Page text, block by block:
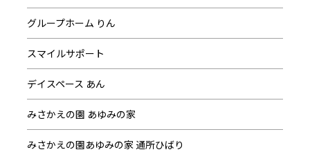
グループホーム りん
スマイルサポート
デイスペース あん
みさかえの園 あゆみの家
みさかえの園あゆみの家 通所ひばり